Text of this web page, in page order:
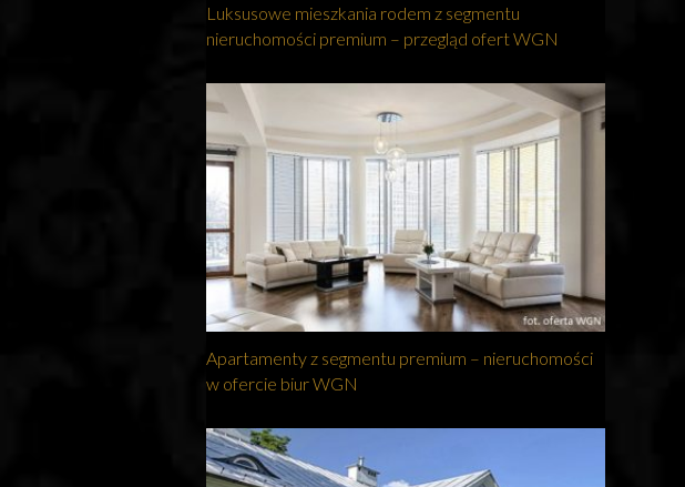
Luksusowe mieszkania rodem z segmentu
nieruchomości premium – przegląd ofert WGN
Apartamenty z segmentu premium – nieruchomości
w ofercie biur WGN